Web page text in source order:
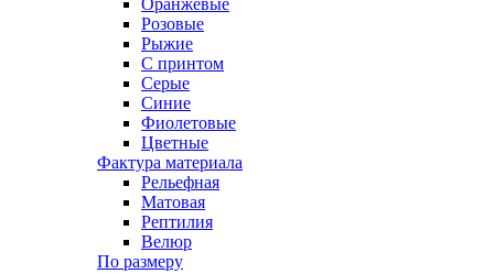
Оранжевые
Розовые
Рыжие
С принтом
Серые
Синие
Фиолетовые
Цветные
Фактура материала
Рельефная
Матовая
Рептилия
Велюр
По размеру